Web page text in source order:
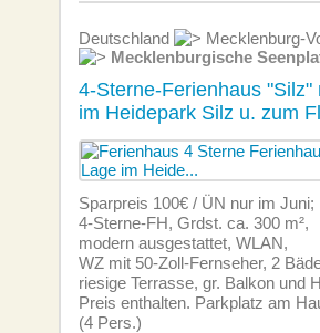
Deutschland
Mecklenburg-
Mecklenburgische
4-Sterne-Ferienhaus "Silz"
im Heidepark Silz u. zum
Sparpreis 100€ / ÜN nur im Juni;
4-Sterne-FH, Grdst. ca. 300 m²,
modern ausgestattet, WLAN,
WZ mit 50-Zoll-Fernseher, 2
riesige Terrasse, gr. Balkon und
Preis enthalten. Parkplatz am
(4 Pers.)